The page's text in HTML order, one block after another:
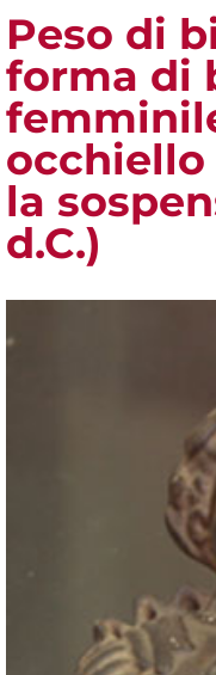
Peso di
forma di
occhiello
la
d.C.)